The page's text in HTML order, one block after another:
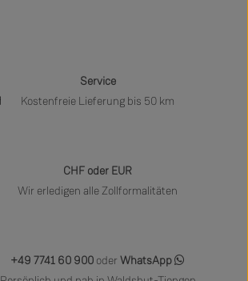
Service
Kostenfreie Lieferung bis 50 km
CHF oder EUR
Wir erledigen alle Zollformalitäten
+49 7741 60 900 oder WhatsApp